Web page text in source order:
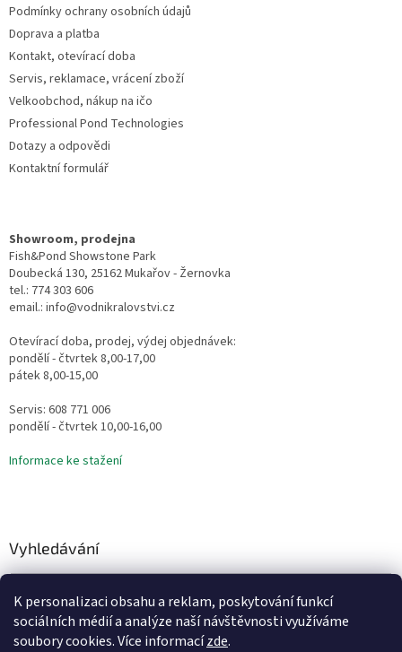
K personalizaci obsahu a reklam, poskytování funkcí
sociálních médií a analýze naší návštěvnosti využíváme
soubory cookies. Více informacízde.
Podmínky ochrany osobních údajů
Doprava a platba
Kontakt, otevírací doba
Servis, reklamace, vrácení zboží
Velkoobchod, nákup na ičo
Professional Pond Technologies
Dotazy a odpovědi
Kontaktní formulář
Showroom, prodejna
Fish&Pond Showstone Park
Doubecká 130, 25162 Mukařov - Žernovka
tel.: 774 303 606
email.: info@vodnikralovstvi.cz
Otevírací doba, prodej, výdej objednávek:
pondělí - čtvrtek 8,00-17,00
pátek 8,00-15,00
Servis: 608 771 006
pondělí - čtvrtek 10,00-16,00
Informace ke stažení
Vyhledávání
HLEDAT